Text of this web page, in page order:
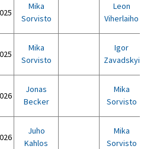
Mika
Sorvisto
Leon
Viherlaiho
Mika
Sorvisto
Igor
Zavadskyi
Jonas
Becker
Mika
Sorvisto
Juho
Kahlos
Mika
Sorvisto